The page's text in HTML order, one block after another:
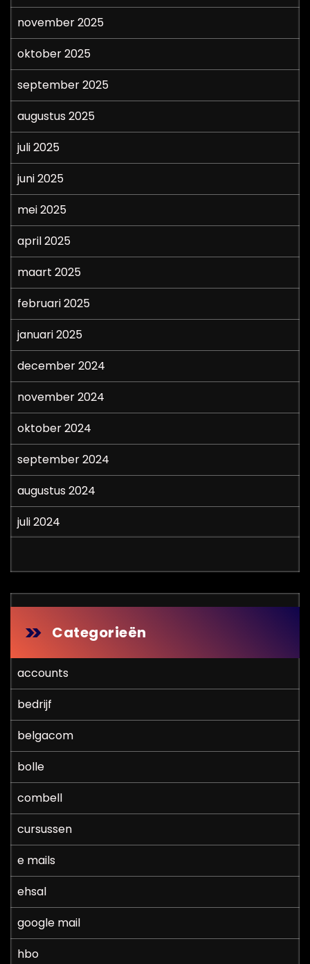
november 2025
oktober 2025
september 2025
augustus 2025
juli 2025
juni 2025
mei 2025
april 2025
maart 2025
februari 2025
januari 2025
december 2024
november 2024
oktober 2024
september 2024
augustus 2024
juli 2024
Categorieën
accounts
bedrijf
belgacom
bolle
combell
cursussen
e mails
ehsal
google mail
hbo